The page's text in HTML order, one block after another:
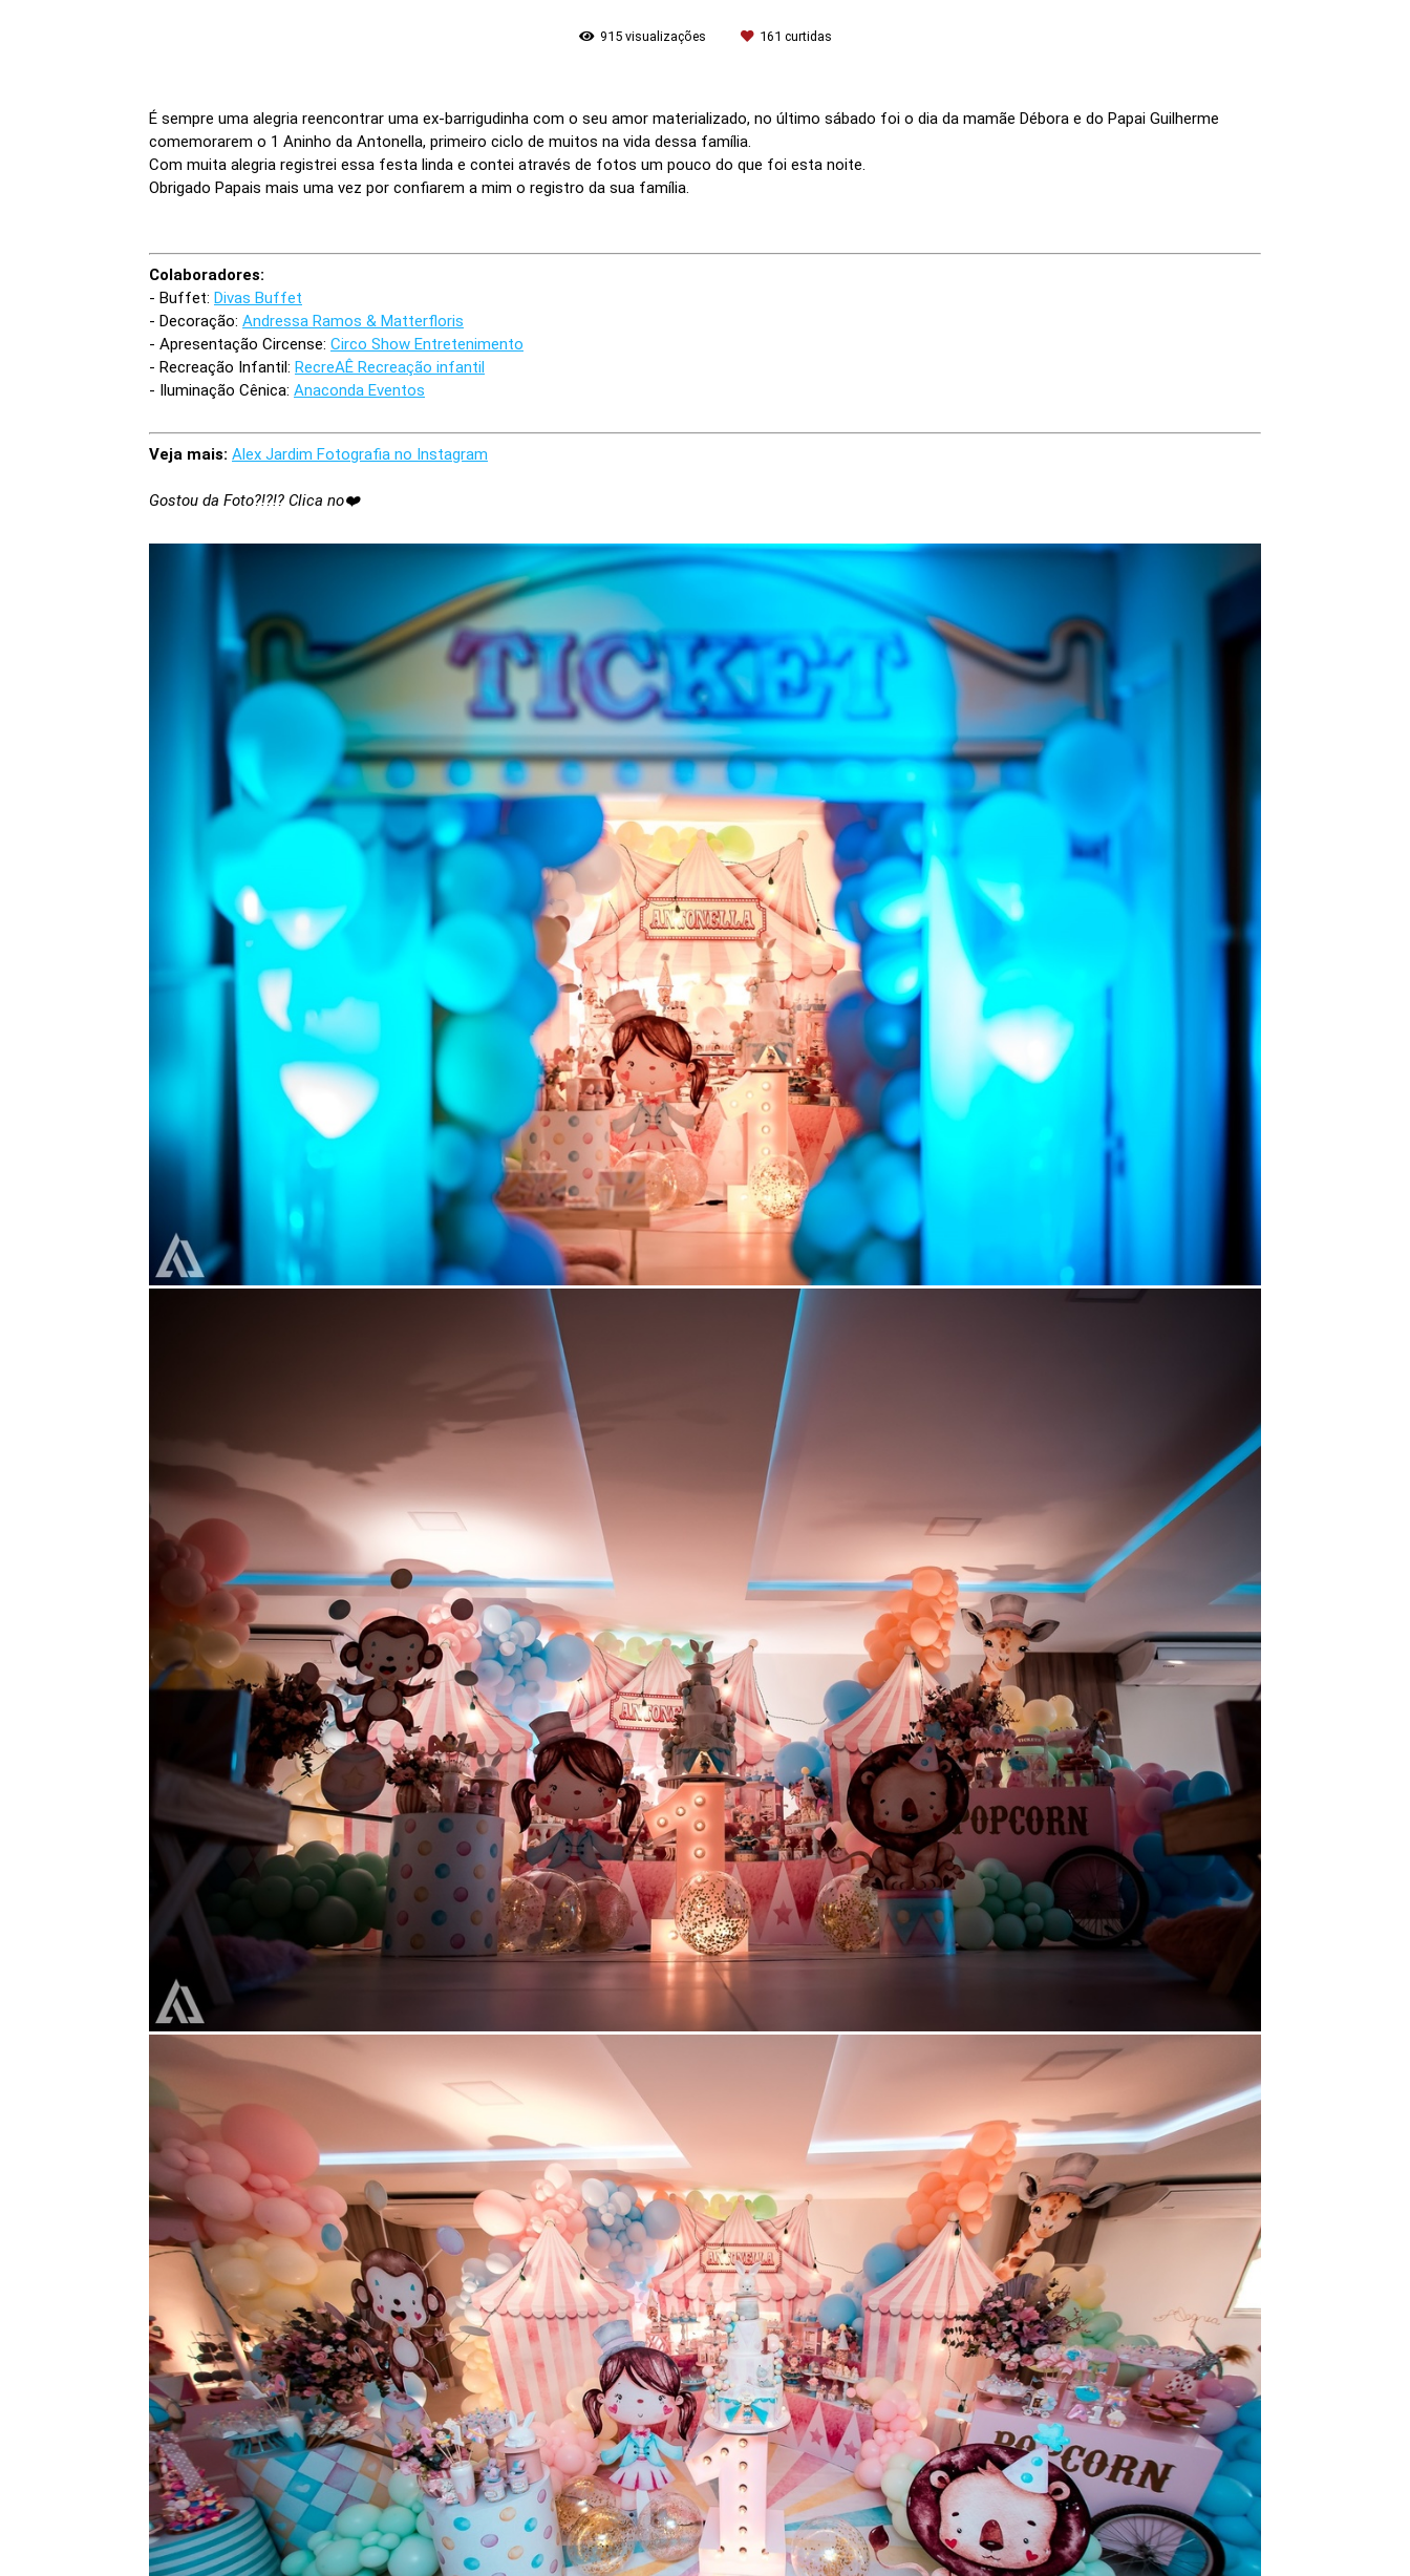
915visualizações 161 curtidas
É sempre uma alegria reencontrar uma ex-barrigudinha com o seu amor materializado, no último sábado foi o dia da mamãe Débora e do Papai Guilherme
comemorarem o 1 Aninho da Antonella, primeiro ciclo de muitos na vida dessa família.
Com muita alegria registrei essa festa linda e contei através de fotos um pouco do que foi esta noite.
Obrigado Papais mais uma vez por confiarem a mim o registro da sua família.
Colaboradores:
- Buffet: Divas Buffet
- Decoração: Andressa Ramos & Matterfloris
- Apresentação Circense: Circo Show Entretenimento
- Recreação Infantil: RecreAÊ Recreação infantil
- Iluminação Cênica: Anaconda Eventos
Veja mais: Alex Jardim Fotografia no Instagram
Gostou da Foto?!?!? Clica no❤️